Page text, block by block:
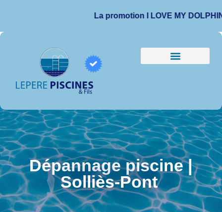
La promotion I LOVE MY DOLPHIN
Dépannage piscine |
Solliès-Pont